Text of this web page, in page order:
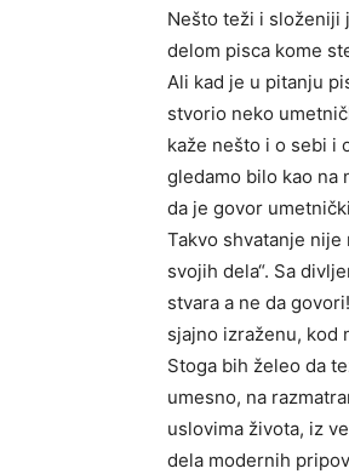
Nešto teži i složeniji
delom pisca kome
Ali kad je u pitanju
stvorio neko
kaže nešto i o sebi i
gledamo bilo kao na
da je govor
Takvo shvatanje
svojih dela“. Sa
stvara a ne da
sjajno izraženu, kod
Stoga bih želeo da
umesno, na
uslovima života, iz
dela modernih